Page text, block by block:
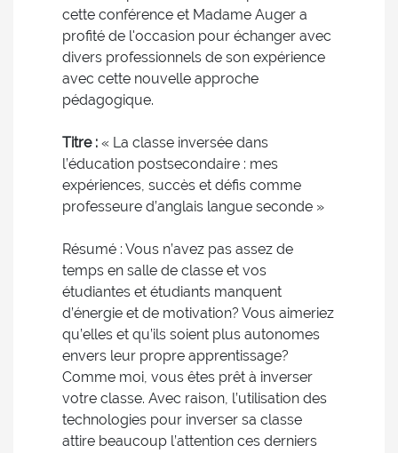
cette conférence et Madame Auger a
profité de l'occasion pour échanger avec
divers professionnels de son expérience
avec cette nouvelle approche
pédagogique.
Titre : « La classe inversée dans
l’éducation postsecondaire : mes
expériences, succès et défis comme
professeure d’anglais langue seconde »
Résumé : Vous n’avez pas assez de
temps en salle de classe et vos
étudiantes et étudiants manquent
d’énergie et de motivation? Vous aimeriez
qu’elles et qu’ils soient plus autonomes
envers leur propre apprentissage?
Comme moi, vous êtes prêt à inverser
votre classe. Avec raison, l’utilisation des
technologies pour inverser sa classe
attire beaucoup l’attention ces derniers